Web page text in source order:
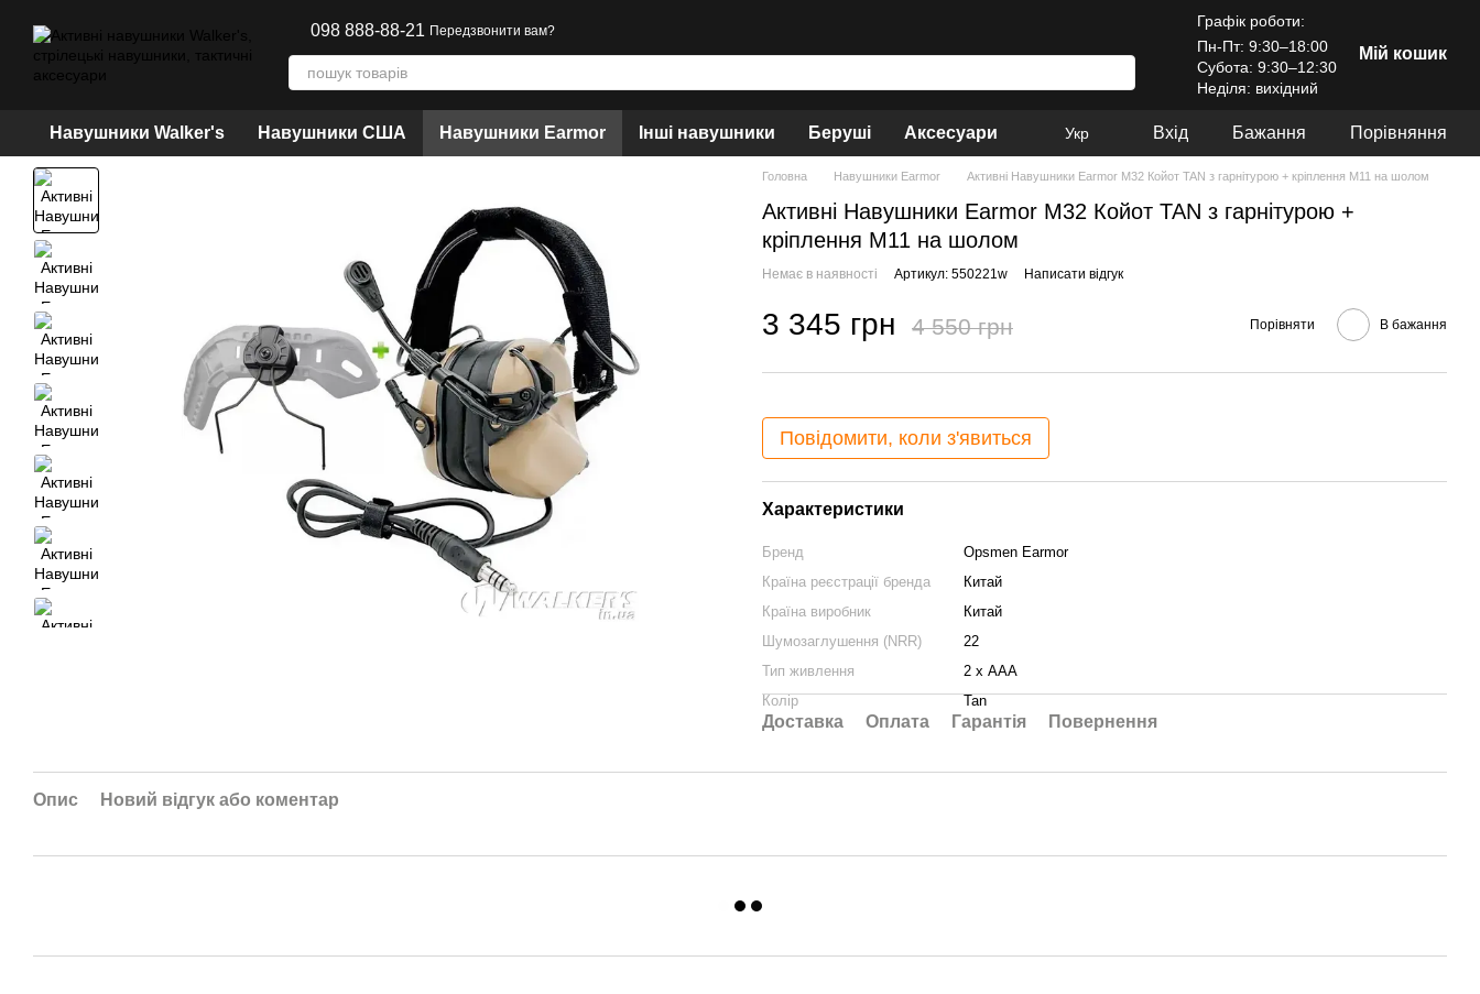
098 888-88-21 Передзвонити вам?
Графік роботи:
Пн-Пт: 9:30–18:00
Субота: 9:30–12:30
Неділя: вихідний
Мій кошик
Навушники Walker's Навушники США Навушники Earmor Інші навушники Беруші Аксесуари Укр Вхід Бажання Порівняння
Головна Навушники Earmor Активні Навушники Earmor M32 Койот TAN з гарнітурою + кріплення M11 на шолом
Активні Навушники Earmor M32 Койот TAN з гарнітурою +
кріплення M11 на шолом
Немає в наявності Артикул: 550221w Написати відгук
3 345 грн 4 550 грн Порівняти В бажання
Повідомити, коли з'явиться
Характеристики
Бренд
Opsmen Earmor
Країна реєстрації бренда
Китай
Країна виробник
Китай
Шумозаглушення (NRR)
22
Тип живлення
2 х AAA
Колір
Tan
Доставка Оплата Гарантія Повернення
Опис Новий відгук або коментар